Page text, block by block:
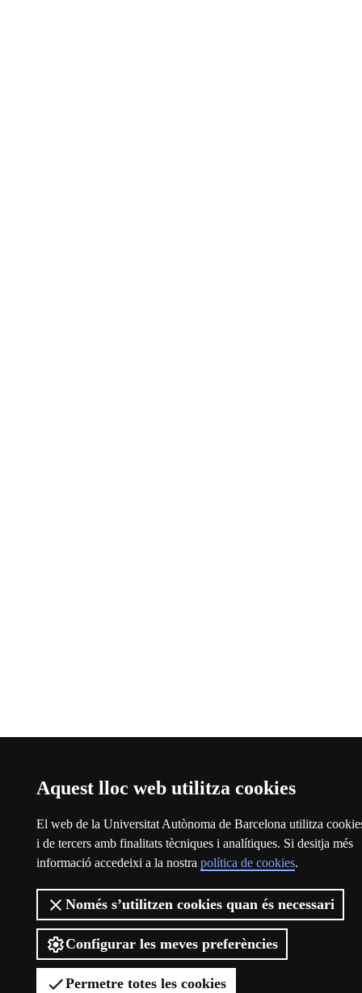
Aquest lloc web utilitza cookies
El web de la Universitat Autònoma de Barcelona utilitza
i de tercers amb finalitats tècniques i analítiques. Si desitja més
informació accedeixi a la nostra política de cookies.
Només s’utilitzen cookies quan és necessari
Configurar les meves preferències
Permetre totes les cookies